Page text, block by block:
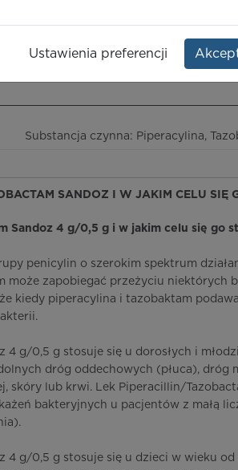
Substancja czynna: Piperacylina,
SANDOZ I W JAKIM CELU SIĘ
Sandoz 4 g/0,5 g i w jakim celu się go
penicylin o szerokim spektrum
może zapobiegać przeżyciu niektórych
kiedy piperacylina i tazobaktam
4 g/0,5 g stosuje się u dorosłych i
dróg oddechowych (płuca), dróg
skóry lub krwi. Lek Piperacillin/
bakteryjnych u pacjentów z małą
4 g/0,5 g stosuje się u dzieci w wieku od
Ustawienia preferencji